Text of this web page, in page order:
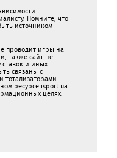
Помните, что
источником
проводит игры на
также сайт не
и иных
связаны c
тотализаторами.
ресурсе isport.ua
целях.